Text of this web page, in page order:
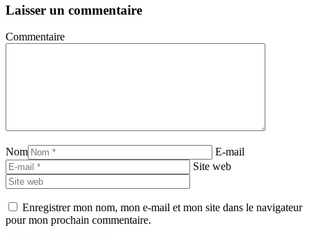
Laisser un commentaire
Commentaire
Nom
E-mail
Site web
Enregistrer mon nom, mon e-mail et mon site dans le navigateur
pour mon prochain commentaire.